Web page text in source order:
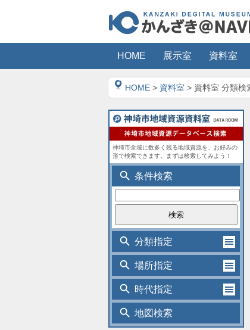
HOME 展示室 資料室
HOME > 資料室 > 資料室 分類検
神埼市全域に数多く残る地域資源を、お好みの
形で検索できます。まずは検索してみよう！
search 条件検索
search 分類指定
search 場所指定
search 時代指定
search 地図検索